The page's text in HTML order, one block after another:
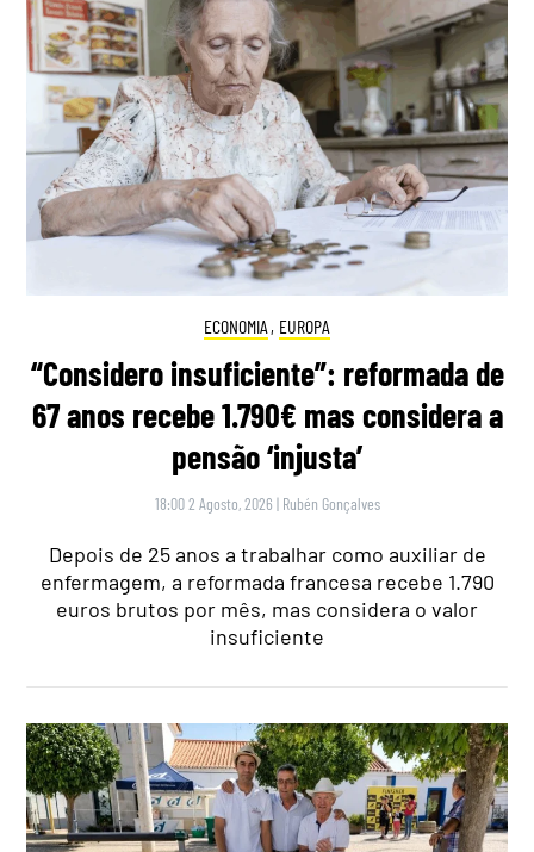
ECONOMIA , EUROPA
“Considero insuficiente”: reformada de
67 anos recebe 1.790€ mas considera a
pensão ‘injusta’
18:00 2 Agosto, 2026 | Rubén Gonçalves
Depois de 25 anos a trabalhar como auxiliar de
enfermagem, a reformada francesa recebe 1.790
euros brutos por mês, mas considera o valor
insuficiente